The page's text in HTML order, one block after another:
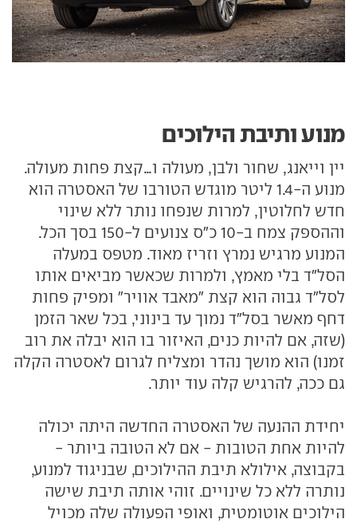
מנוע ותיבת הילוכים
יין וייאנג, שחור ולבן, מעולה ו...קצת פחות מעולה.
מנוע ה-1.4 ליטר מוגדש הטורבו של האסטרה הוא
חדש לחלוטין, למרות שנפחו נותר ללא שינוי
וההספק צמח ב-10 כ"ס צנועים ל-150 בסך הכל.
המנוע מרגיש נמרץ וזריז מאוד. מטפס במעלה
הסל"ד בלי מאמץ, ולמרות שכאשר מביאים אותו
לסל"ד גבוה הוא קצת "מאבד אוויר" ומפיק פחות
דחף מאשר בסל"ד נמוך עד בינוני, בכל שאר הזמן
(שזה, אם להיות כנים, האיזור בו הוא יבלה את רוב
זמנו) הוא מושך נהדר ומצליח לגרום לאסטרה הקלה
גם ככה, להרגיש קלה עוד יותר.
יחידת ההנעה של האסטרה החדשה היתה יכולה
להיות אחת הטובות - אם לא הטובה ביותר -
בקבוצה, אילולא תיבת ההילוכים, שבניגוד למנוע,
נותרה ללא כל שינויים. זוהי אותה תיבת שישה
הילוכים אוטומטית, ואופי הפעולה שלה מכויל